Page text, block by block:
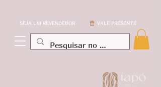
VALE PRESENTE
SEJA UM REVENDEDOR